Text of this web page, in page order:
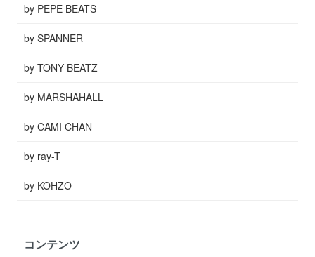
by PEPE BEATS
by SPANNER
by TONY BEATZ
by MARSHAHALL
by CAMI CHAN
by ray-T
by KOHZO
コンテンツ